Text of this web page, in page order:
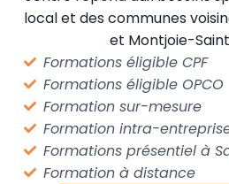
local et des communes
et Montjoie-
Formations éligible CPF
Formations éligible OPCO
Formation sur-mesure
Formation intra-
Formations présentiel à
Formation à distance